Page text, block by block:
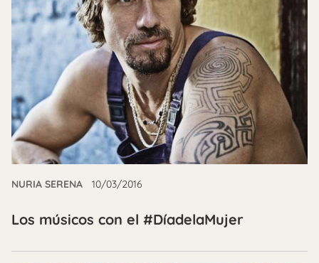
NURIA SERENA 10/03/2016
Los músicos con el #DíadelaMujer